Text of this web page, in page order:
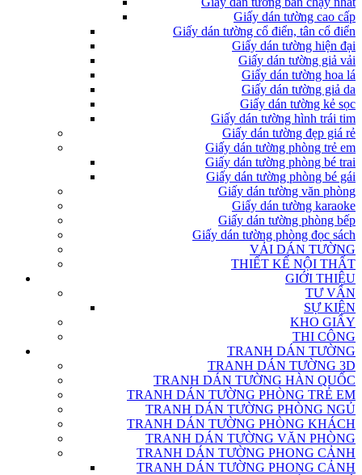
Giấy dán tường cao cấp
Giấy dán tường cổ điển, tân cổ điển
Giấy dán tường hiện đại
Giấy dán tường giả vải
Giấy dán tường hoa lá
Giấy dán tường giả da
Giấy dán tường kẻ sọc
Giấy dán tường hình trái tim
Giấy dán tường đẹp giá rẻ
Giấy dán tường phòng trẻ em
Giấy dán tường phòng bé trai
Giấy dán tường phòng bé gái
Giấy dán tường văn phòng
Giấy dán tường karaoke
Giấy dán tường phòng bếp
Giấy dán tường phòng đọc sách
VẢI DÁN TƯỜNG
THIẾT KẾ NỘI THẤT
GIỚI THIỆU
TƯ VẤN
SỰ KIỆN
KHO GIẤY
THI CÔNG
TRANH DÁN TƯỜNG
TRANH DÁN TƯỜNG 3D
TRANH DÁN TƯỜNG HÀN QUỐC
TRANH DÁN TƯỜNG PHÒNG TRẺ EM
TRANH DÁN TƯỜNG PHÒNG NGỦ
TRANH DÁN TƯỜNG PHÒNG KHÁCH
TRANH DÁN TƯỜNG VĂN PHÒNG
TRANH DÁN TƯỜNG PHONG CẢNH
TRANH DÁN TƯỜNG PHONG CẢNH